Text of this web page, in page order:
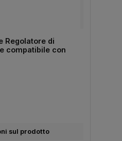
Regolatore di
compatibile con
sul prodotto